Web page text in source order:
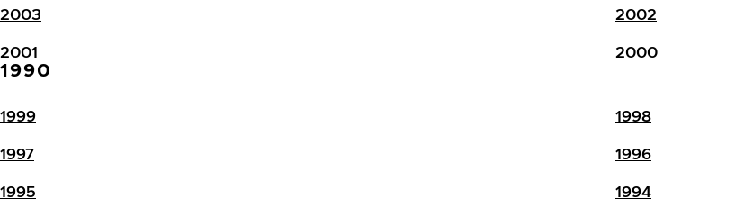
2003
2002
2001
2000
1990
1999
1998
1997
1996
1995
1994